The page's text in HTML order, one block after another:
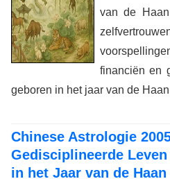
van de
financiën en
geboren in het jaar van de
Chinese Astrologie
Gedisciplineerde
in het Jaar van de